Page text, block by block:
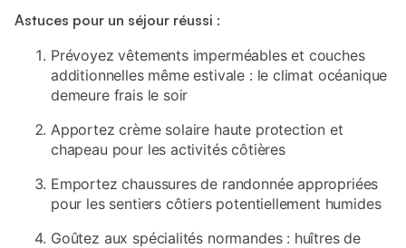
Astuces pour un séjour réussi :
Prévoyez vêtements imperméables et couches
additionnelles même estivale : le climat océanique
demeure frais le soir
Apportez crème solaire haute protection et
chapeau pour les activités côtières
Emportez chaussures de randonnée appropriées
pour les sentiers côtiers potentiellement humides
Goûtez aux spécialités normandes : huîtres de